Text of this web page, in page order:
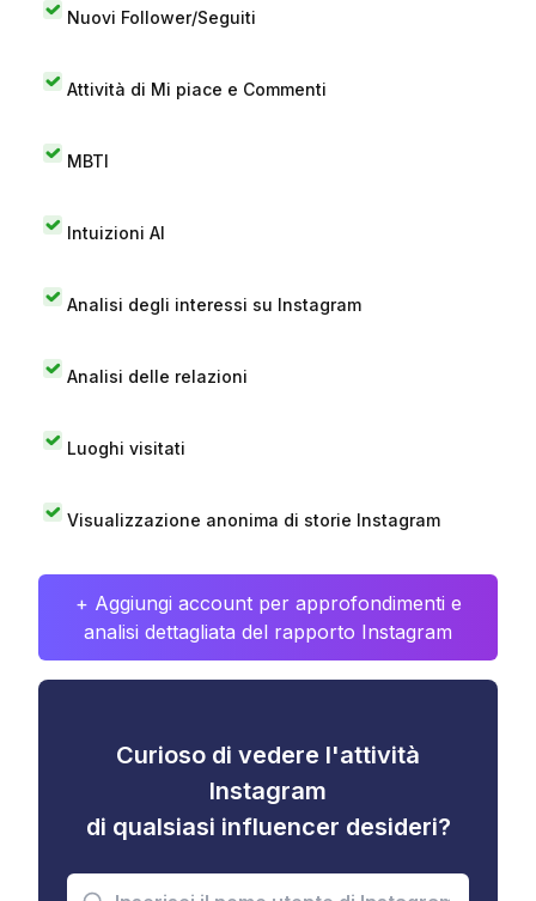
Nuovi Follower/Seguiti
Attività di Mi piace e Commenti
MBTI
Intuizioni AI
Analisi degli interessi su Instagram
Analisi delle relazioni
Luoghi visitati
Visualizzazione anonima di storie Instagram
+ Aggiungi account per approfondimenti e
analisi dettagliata del rapporto Instagram
Curioso di vedere l'attività
Instagram
di qualsiasi influencer desideri?